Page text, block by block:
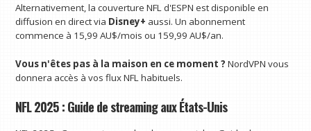
Alternativement, la couverture NFL d'ESPN est disponible en
diffusion en direct via Disney+ aussi. Un abonnement
commence à 15,99 AU$/mois ou 159,99 AU$/an.
Vous n'êtes pas à la maison en ce moment ? NordVPN vous
donnera accès à vos flux NFL habituels.
NFL 2025 : Guide de streaming aux États-Unis